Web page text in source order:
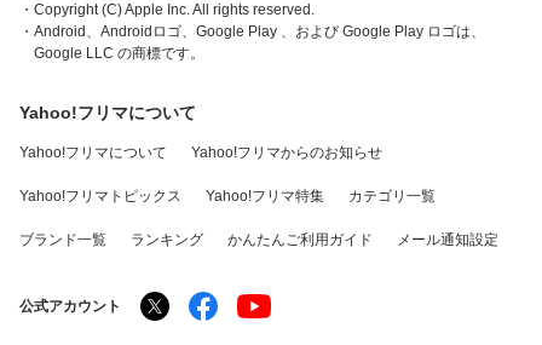
・Copyright (C) Apple Inc. All rights reserved.
・Android、Androidロゴ、Google Play 、および Google Play ロゴは、
Google LLC の商標です。
Yahoo!フリマについて
Yahoo!フリマについて Yahoo!フリマからのお知らせ
Yahoo!フリマトピックス Yahoo!フリマ特集 カテゴリ一覧
ブランド一覧 ランキング かんたんご利用ガイド メール通知設定
公式アカウント